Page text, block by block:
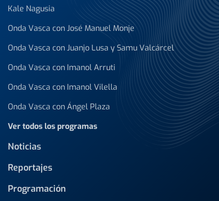
Kale Nagusia
Onda Vasca con José Manuel Monje
Onda Vasca con Juanjo Lusa y Samu Valcárcel
Onda Vasca con Imanol Arruti
Onda Vasca con Imanol Vilella
Onda Vasca con Ángel Plaza
Ver todos los programas
Noticias
Reportajes
Programación